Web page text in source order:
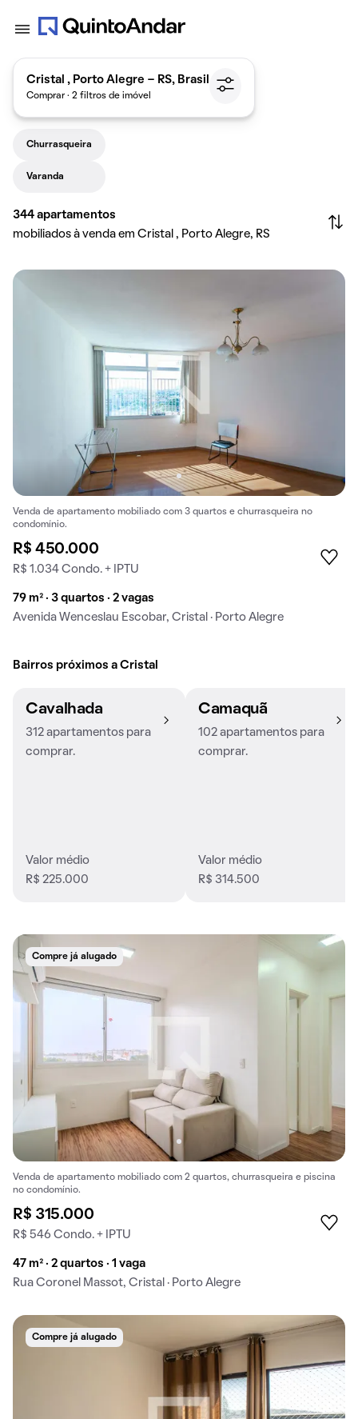
Cristal , Porto Alegre - RS, Brasil
Comprar · 2 filtros de imóvel
Churrasqueira
Varanda
344 apartamentos
mobiliados à venda em Cristal , Porto Alegre, RS
Venda de apartamento mobiliado com 3 quartos e churrasqueira no
condomínio.
R$ 450.000
R$ 1.034 Condo. + IPTU
79 m² · 3 quartos · 2 vagas
Avenida Wenceslau Escobar, Cristal · Porto Alegre
Bairros próximos a Cristal
Cavalhada
312 apartamentos para
comprar.
Valor médio
R$ 225.000
Camaquã
102 apartamentos para
comprar.
Valor médio
R$ 314.500
Compre já alugado
Venda de apartamento mobiliado com 2 quartos, churrasqueira e piscina
no condomínio.
R$ 315.000
R$ 546 Condo. + IPTU
47 m² · 2 quartos · 1 vaga
Rua Coronel Massot, Cristal · Porto Alegre
Compre já alugado